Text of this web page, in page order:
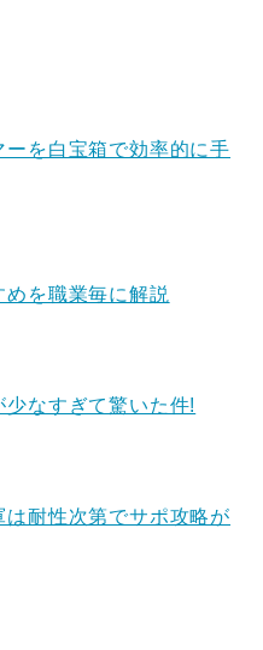
ーを白宝箱で効率的に手
めを職業毎に解説
少なすぎて驚いた件!
は耐性次第でサポ攻略が